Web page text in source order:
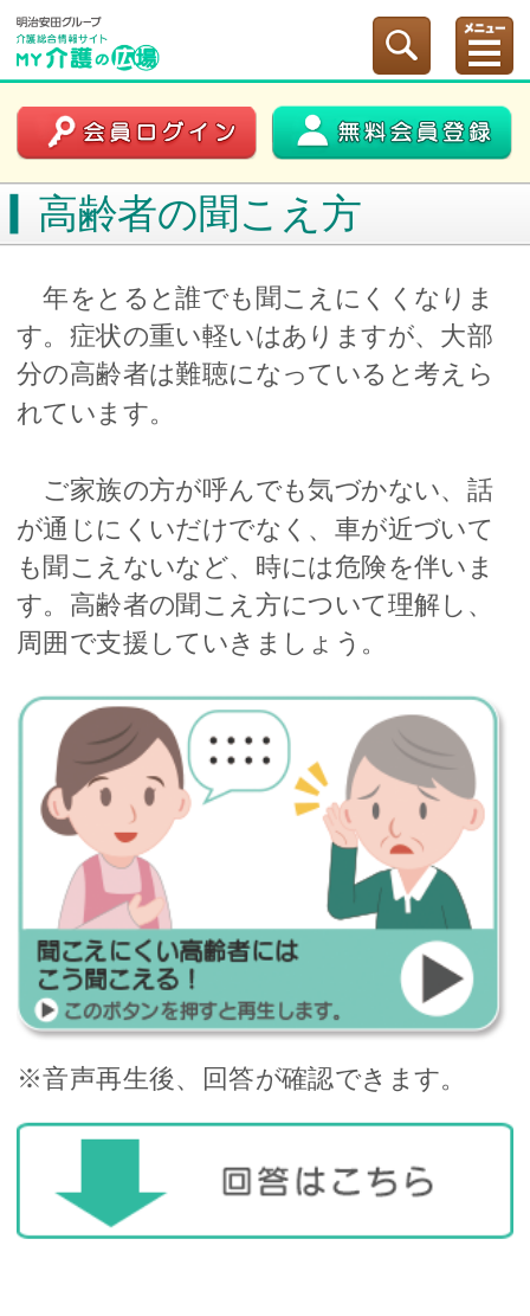
高齢者の聞こえ方
年をとると誰でも聞こえにくくなりま
す。症状の重い軽いはありますが、大部
分の高齢者は難聴になっていると考えら
れています。
ご家族の方が呼んでも気づかない、話
が通じにくいだけでなく、車が近づいて
も聞こえないなど、時には危険を伴いま
す。高齢者の聞こえ方について理解し、
周囲で支援していきましょう。
※音声再生後、回答が確認できます。